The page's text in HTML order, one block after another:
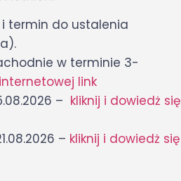
termin do ustalenia
w terminie 3-
link
– kliknij i dowiedż się
– kliknij i dowiedż się